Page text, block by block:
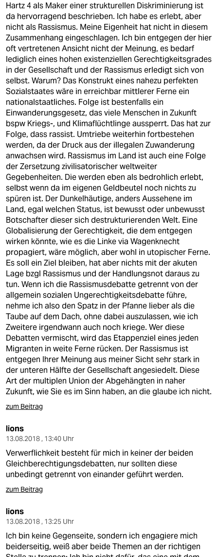
Hartz 4 als Maker einer strukturellen Diskriminierung ist
da hervorragend beschrieben. Ich habe es erlebt, aber
nicht als Rassismus. Meine Eigenheit hat nicht in diesem
Zusammenhang eingeschlagen. Ich bin entgegen der hier
oft vertretenen Ansicht nicht der Meinung, es bedarf
lediglich eines hohen existenziellen Gerechtigkeitsgrades
in der Gesellschaft und der Rassismus erledigt sich von
selbst. Warum? Das Konstrukt eines nahezu perfekten
Sozialstaates wäre in erreichbar mittlerer Ferne ein
nationalstaatliches. Folge ist bestenfalls ein
Einwanderungsgesetz, das viele Menschen in Zukunft
bspw Kriegs-, und Klimaflüchtlinge aussperrt. Das hat zur
Folge, dass rassist. Umtriebe weiterhin fortbestehen
werden, da der Druck aus der illegalen Zuwanderung
anwachsen wird. Rassismus im Land ist auch eine Folge
der Zersetzung zivilisatorischer weltweiter
Gegebenheiten. Die werden eben als bedrohlich erlebt,
selbst wenn da im eigenen Geldbeutel noch nichts zu
spüren ist. Der Dunkelhäutige, anders Aussehene im
Land, egal welchen Status, ist bewusst oder unbewusst
Botschafter dieser sich destrukturierenden Welt. Eine
Globalisierung der Gerechtigkeit, die dem entgegen
wirken könnte, wie es die Linke via Wagenknecht
propagiert, wäre möglich, aber wohl in utopischer Ferne.
Es soll ein Ziel bleiben, hat aber nichts mit der akuten
Lage bzgl Rassismus und der Handlungsnot daraus zu
tun. Wenn ich die Rassismusdebatte getrennt von der
allgemein sozialen Ungerechtigkeitsdebatte führe,
nehme ich also den Spatz in der Pfanne lieber als die
Taube auf dem Dach, ohne dabei auszulassen, wie ich
Zweitere irgendwann auch noch kriege. Wer diese
Debatten vermischt, wird das Etappenziel eines jeden
Migranten in weite Ferne rücken. Der Rassismus ist
entgegen Ihrer Meinung aus meiner Sicht sehr stark in
der unteren Hälfte der Gesellschaft angesiedelt. Diese
Art der multiplen Union der Abgehängten in naher
Zukunft, wie Sie es im Sinn haben, an die glaube ich nicht.
zum Beitrag
lions
13.08.2018 , 13:40 Uhr
Verwerflichkeit besteht für mich in keiner der beiden
Gleichberechtigungsdebatten, nur sollten diese
unbedingt getrennt von einander geführt werden.
zum Beitrag
lions
13.08.2018 , 13:25 Uhr
Ich bin keine Gegenseite, sondern ich engagiere mich
beiderseitig, weiß aber beide Themen an der richtigen